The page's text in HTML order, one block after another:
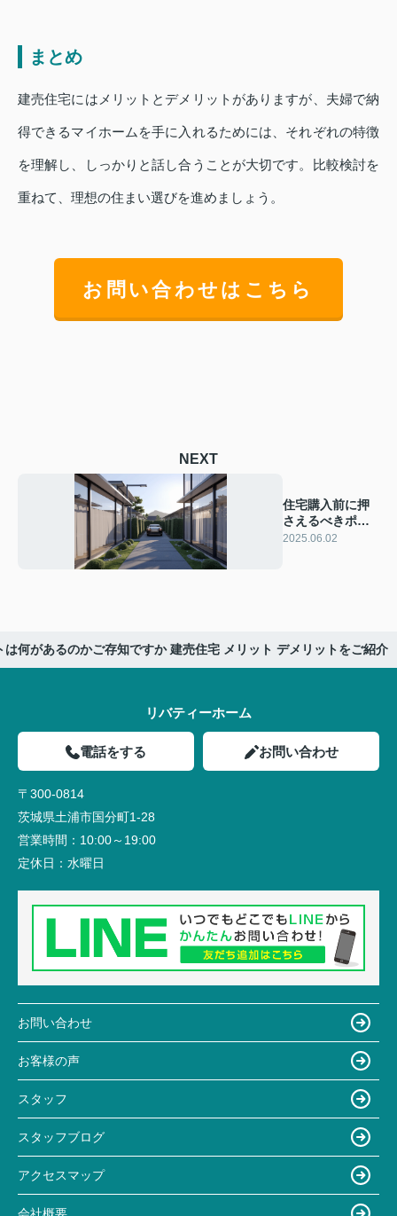
まとめ
建売住宅にはメリットとデメリットがありますが、夫婦で納
得できるマイホームを手に入れるためには、それぞれの特徴
を理解し、しっかりと話し合うことが大切です。比較検討を
重ねて、理想の住まい選びを進めましょう。
お問い合わせはこちら
NEXT
住宅購入前に押
さえるべきポイ
ントは？立地や
2025.06.02
何があるのかご存知ですか 建売住宅 メリット デメリットをご紹介
リバティーホーム
電話をする お問い合わせ
〒300-0814
茨城県土浦市国分町1-28
営業時間： 10:00～19:00
定休日： 水曜日
お問い合わせ
お客様の声
スタッフ
スタッフブログ
アクセスマップ
会社概要